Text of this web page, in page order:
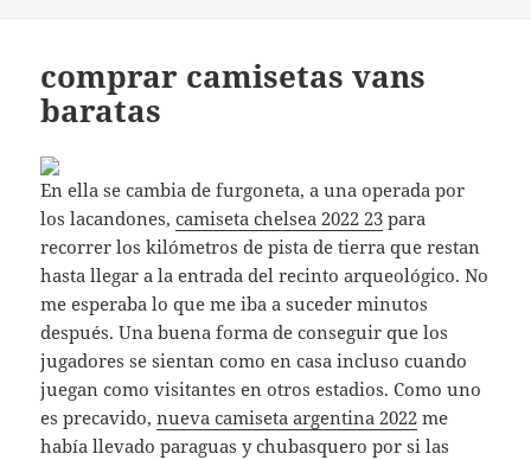
comprar camisetas vans
baratas
En ella se cambia de furgoneta, a una operada por
los lacandones,camiseta chelsea 2022 23 para
recorrer los kilómetros de pista de tierra que restan
hasta llegar a la entrada del recinto arqueológico. No
me esperaba lo que me iba a suceder minutos
después. Una buena forma de conseguir que los
jugadores se sientan como en casa incluso cuando
juegan como visitantes en otros estadios. Como uno
es precavido,nueva camiseta argentina 2022 me
había llevado paraguas y chubasquero por si las